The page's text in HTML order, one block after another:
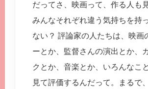
だってさ、映画って、作る人も
みんなそれぞれ違う気持ちを持
ない？ 評論家の人たちは、映画
ーとか、監督さんの演出とか、
クとか、音楽とか、いろんなこ
見て評価するんだって。まるで、